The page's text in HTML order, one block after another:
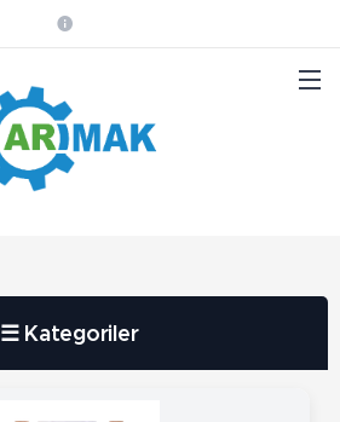
☰ Kategoriler